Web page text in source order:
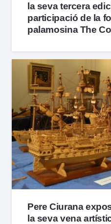
la seva tercera
participació de la
palamosina The
Pere Ciurana
la seva vena